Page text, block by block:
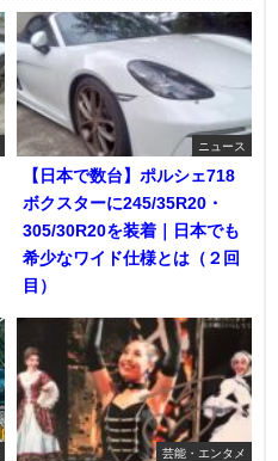
ニュース
【日本で数台】ポルシェ718
ボクスターに245/35R20・
305/30R20を装着｜日本でも
希少なワイド仕様とは（２回
目）
芸能・エンタメ